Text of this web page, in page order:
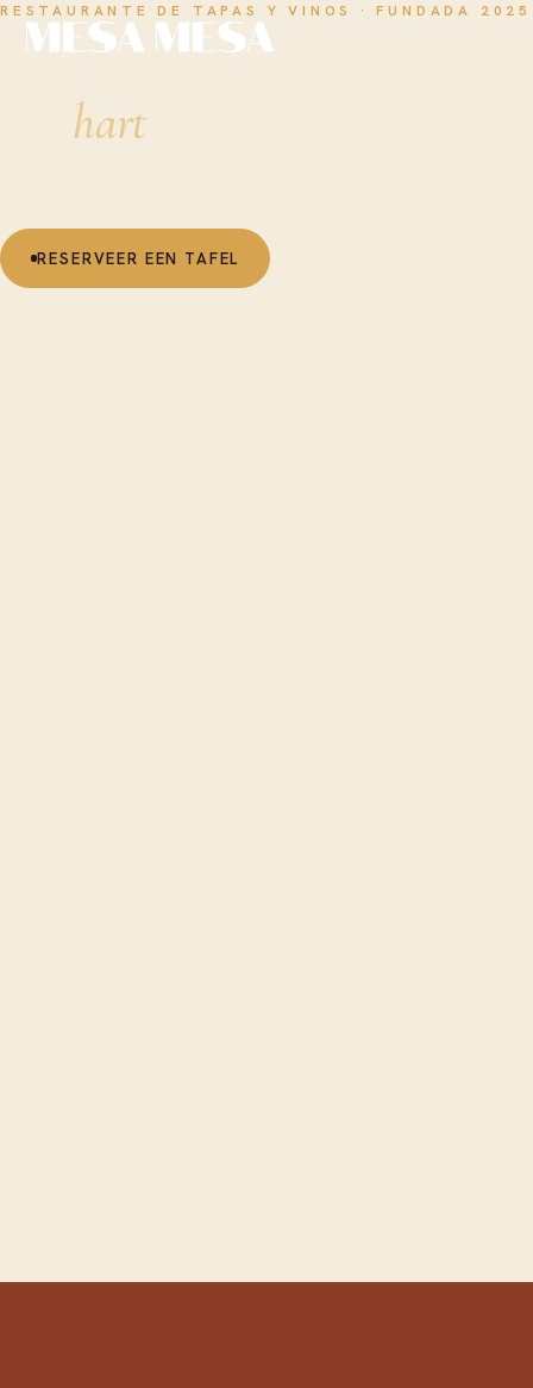
RESTAURANTE DE TAPAS Y VINOS · FUNDADA 2025
hartvan
RESERVEER EEN TAFEL